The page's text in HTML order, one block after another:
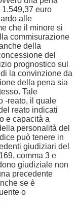
euro
alle
che il minore si
commisurazione
della
del
prognostico sul
la convinzione da
della pena sia
Tale
-reato, il quale
reato indicati
e capacità a
personalità del
può tenere in
giudiziari del
comma 3 e
giudiziale non
precedente
se è
o